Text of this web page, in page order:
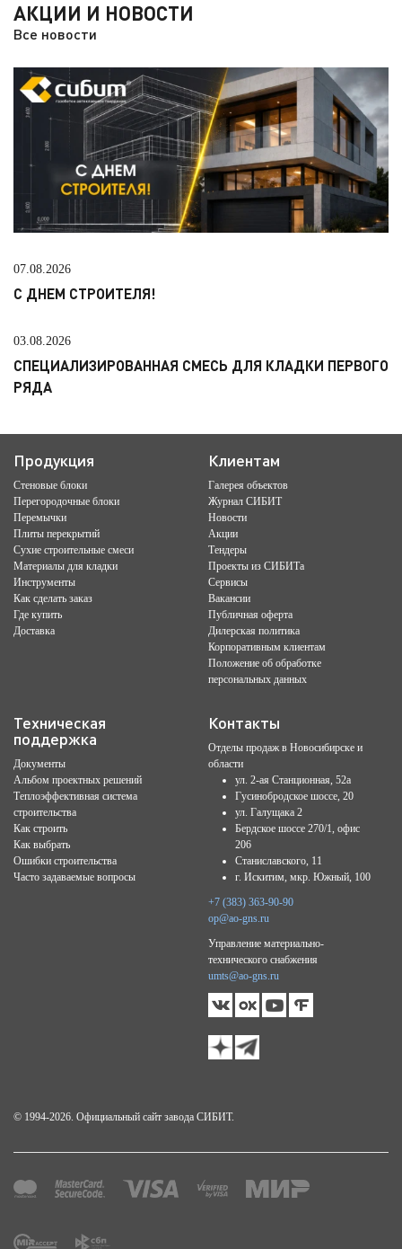
АКЦИИ И НОВОСТИ
Все новости
07.08.2026
С ДНЕМ СТРОИТЕЛЯ!
03.08.2026
СПЕЦИАЛИЗИРОВАННАЯ СМЕСЬ ДЛЯ КЛАДКИ ПЕРВОГО
РЯДА
© 1994-2026. Официальный сайт завода СИБИТ.
Продукция
Стеновые блоки
Перегородочные блоки
Перемычки
Плиты перекрытий
Сухие строительные смеси
Материалы для кладки
Инструменты
Как сделать заказ
Где купить
Доставка
Клиентам
Галерея объектов
Журнал СИБИТ
Новости
Акции
Тендеры
Проекты из СИБИТа
Сервисы
Вакансии
Публичная оферта
Дилерская политика
Корпоративным клиентам
Положение об обработке
персональных данных
Техническая
поддержка
Документы
Альбом проектных решений
Теплоэффективная система
строительства
Как строить
Как выбрать
Ошибки строительства
Часто задаваемые вопросы
Контакты
Отделы продаж в Новосибирске и
области
ул. 2-ая Станционная, 52а
Гусинобродское шоссе, 20
ул. Галущака 2
Бердское шоссе 270/1, офис
206
Станиславского, 11
г. Искитим, мкр. Южный, 100
+7 (383) 363-90-90
op@ao-gns.ru
Управление материально-
технического снабжения
umts@ao-gns.ru